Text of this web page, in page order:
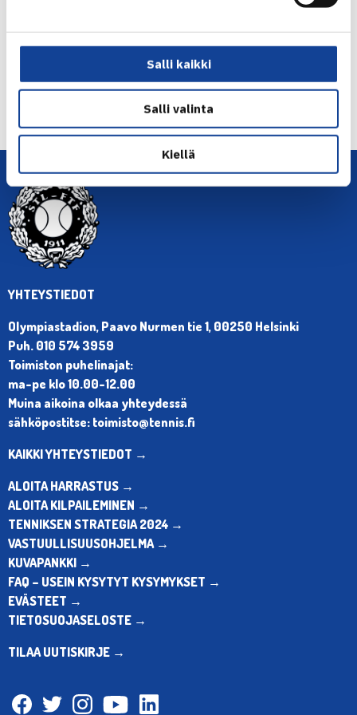
Salli kaikki
Salli valinta
Kiellä
← Edellinen
Seuraava uutinen: Heliövaara kohtaa Javier… →
YHTEYSTIEDOT
Olympiastadion, Paavo Nurmen tie 1, 00250 Helsinki
Puh. 010 574 3959
Toimiston puhelinajat:
ma-pe klo 10.00-12.00
Muina aikoina olkaa yhteydessä
sähköpostitse: toimisto@tennis.fi
KAIKKI YHTEYSTIEDOT →
ALOITA HARRASTUS →
ALOITA KILPAILEMINEN →
TENNIKSEN STRATEGIA 2024 →
VASTUULLISUUSOHJELMA →
KUVAPANKKI →
FAQ – USEIN KYSYTYT KYSYMYKSET →
EVÄSTEET →
TIETOSUOJASELOSTE →
TILAA UUTISKIRJE →